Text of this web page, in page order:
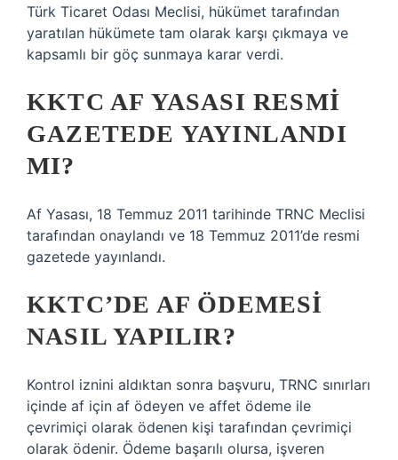
Türk Ticaret Odası Meclisi, hükümet tarafından
yaratılan hükümete tam olarak karşı çıkmaya ve
kapsamlı bir göç sunmaya karar verdi.
KKTC AF YASASI RESMI
GAZETEDE YAYINLANDI
MI?
Af Yasası, 18 Temmuz 2011 tarihinde TRNC Meclisi
tarafından onaylandı ve 18 Temmuz 2011’de resmi
gazetede yayınlandı.
KKTC’DE AF ÖDEMESI
NASIL YAPILIR?
Kontrol iznini aldıktan sonra başvuru, TRNC sınırları
içinde af için af ödeyen ve affet ödeme ile
çevrimiçi olarak ödenen kişi tarafından çevrimiçi
olarak ödenir. Ödeme başarılı olursa, işveren